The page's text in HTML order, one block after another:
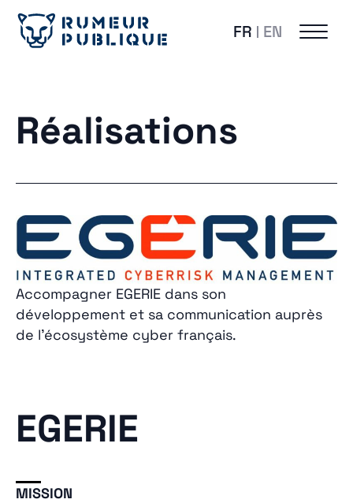
FR EN
Réalisations
Accompagner EGERIE dans son
développement et sa communication auprès
de l’écosystème cyber français.
EGERIE
MISSION